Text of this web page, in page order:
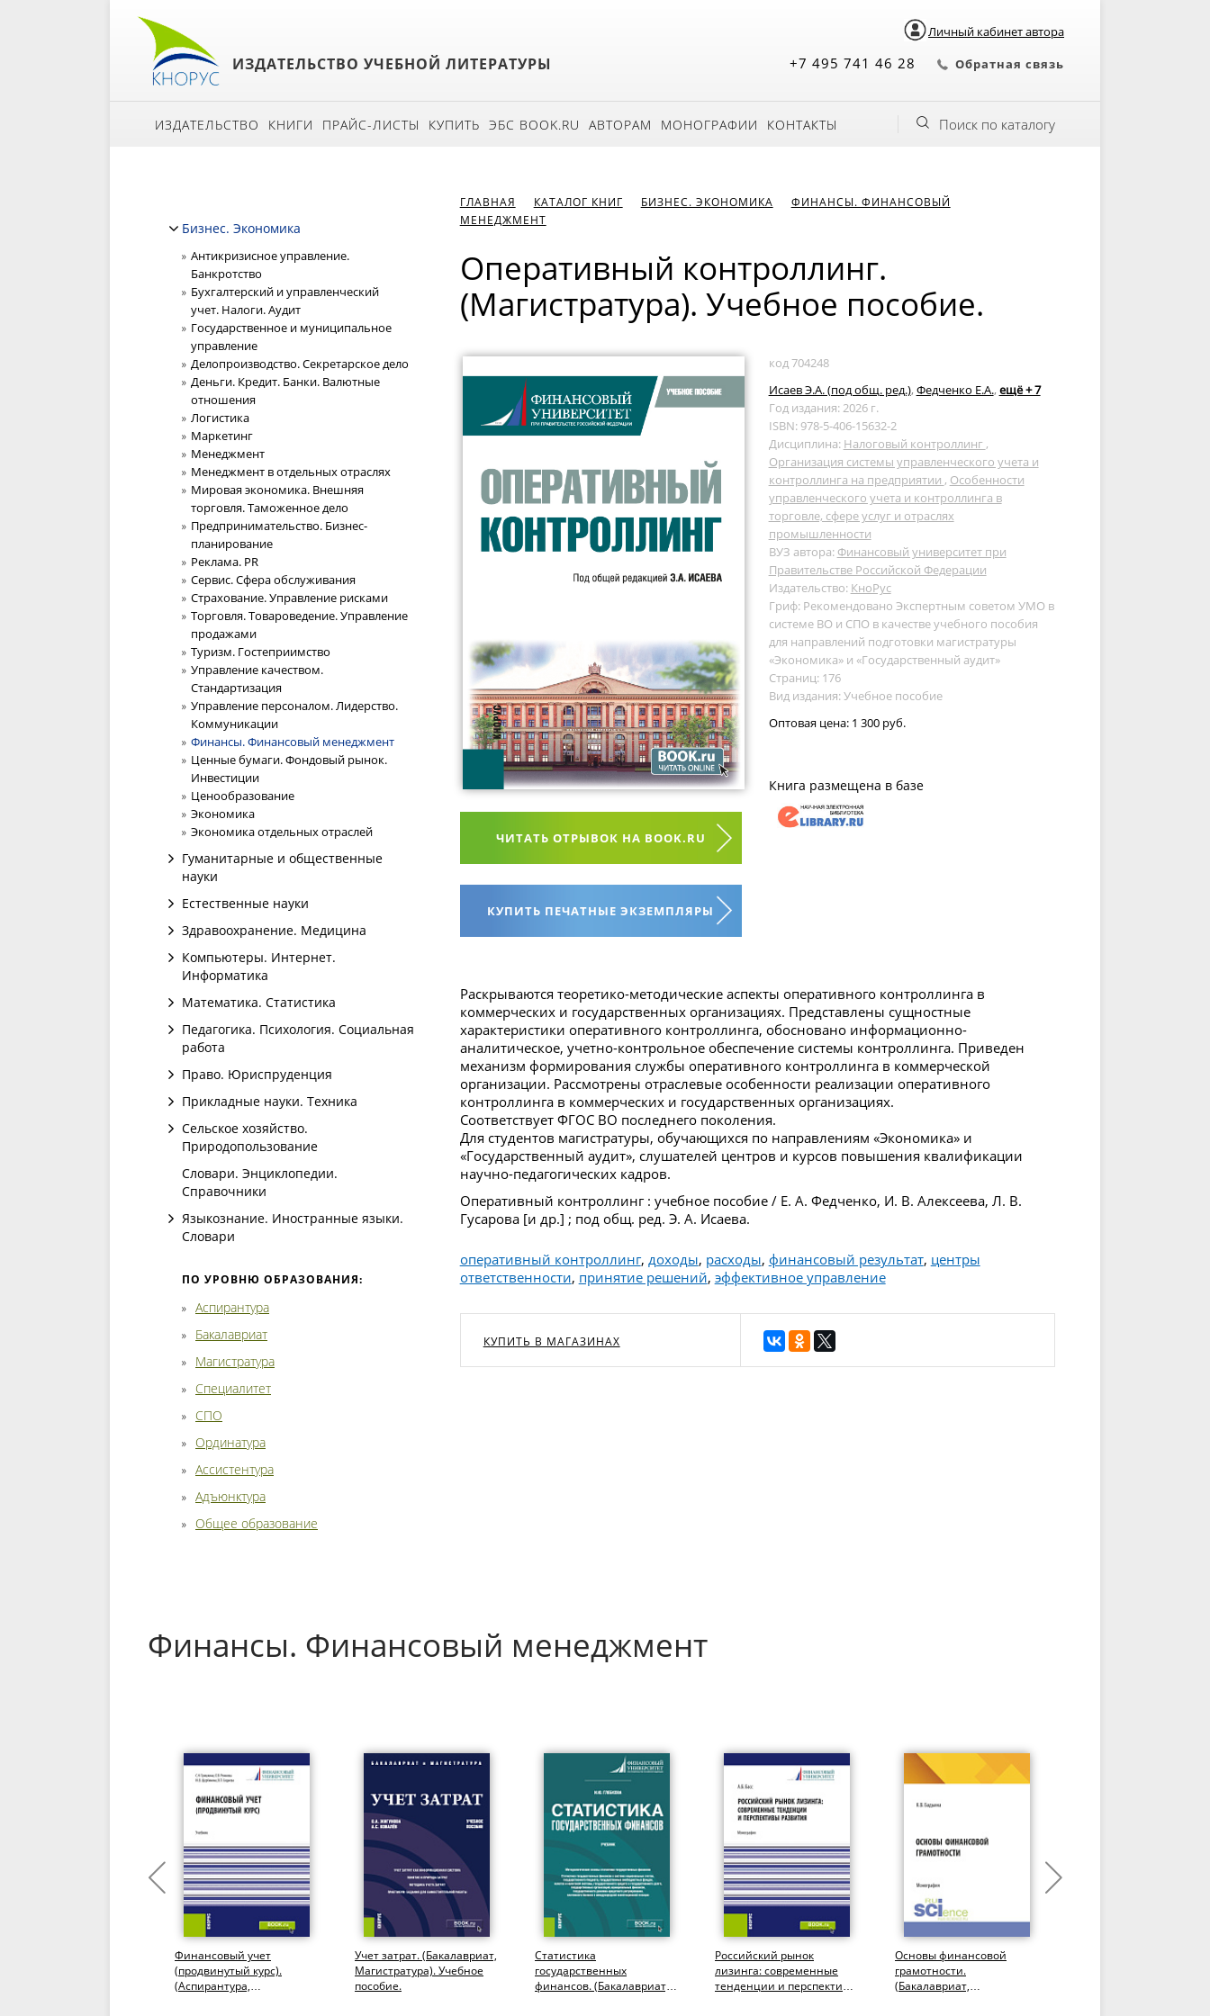
Личный кабинет автора
ИЗДАТЕЛЬСТВО УЧЕБНОЙ ЛИТЕРАТУРЫ +7 495 741 46 28 Обратная связь
ИЗДАТЕЛЬСТВО КНИГИ ПРАЙС-ЛИСТЫ КУПИТЬ ЭБС BOOK.RU АВТОРАМ МОНОГРАФИИ КОНТАКТЫ Поиск по каталогу
Бизнес. Экономика
Антикризисное управление.
Банкротство
Бухгалтерский и управленческий
учет. Налоги. Аудит
Государственное и муниципальное
управление
Делопроизводство. Секретарское дело
Деньги. Кредит. Банки. Валютные
отношения
Логистика
Маркетинг
Менеджмент
Менеджмент в отдельных отраслях
Мировая экономика. Внешняя
торговля. Таможенное дело
Предпринимательство. Бизнес-
планирование
Реклама. PR
Сервис. Сфера обслуживания
Страхование. Управление рисками
Торговля. Товароведение. Управление
продажами
Туризм. Гостеприимство
Управление качеством.
Стандартизация
Управление персоналом. Лидерство.
Коммуникации
Финансы. Финансовый менеджмент
Ценные бумаги. Фондовый рынок.
Инвестиции
Ценообразование
Экономика
Экономика отдельных отраслей
Гуманитарные и общественные
науки
Естественные науки
Здравоохранение. Медицина
Компьютеры. Интернет.
Информатика
Математика. Статистика
Педагогика. Психология. Социальная
работа
Право. Юриспруденция
Прикладные науки. Техника
Сельское хозяйство.
Природопользование
Словари. Энциклопедии.
Справочники
Языкознание. Иностранные языки.
Словари
ПО УРОВНЮ ОБРАЗОВАНИЯ:
Аспирантура
Бакалавриат
Магистратура
Специалитет
СПО
Ординатура
Ассистентура
Адъюнктура
Общее образование
ГЛАВНАЯ КАТАЛОГ КНИГ БИЗНЕС. ЭКОНОМИКА
ФИНАНСЫ. ФИНАНСОВЫЙ
МЕНЕДЖМЕНТ
Оперативный контроллинг.
(Магистратура). Учебное пособие.
ЧИТАТЬ ОТРЫВОК НА BOOK.RU
КУПИТЬ ПЕЧАТНЫЕ ЭКЗЕМПЛЯРЫ
код 704248
Исаев Э.А. (под общ. ред.), Федченко Е.А., ещё + 7
Год издания: 2026 г.
ISBN: 978-5-406-15632-2
Дисциплина: Налоговый контроллинг ,
Организация системы управленческого учета и
контроллинга на предприятии , Особенности
управленческого учета и контроллинга в
торговле, сфере услуг и отраслях
промышленности
ВУЗ автора: Финансовый университет при
Правительстве Российской Федерации
Издательство: КноРус
Гриф: Рекомендовано Экспертным советом УМО в
системе ВО и СПО в качестве учебного пособия
для направлений подготовки магистратуры
«Экономика» и «Государственный аудит»
Страниц: 176
Вид издания: Учебное пособие
Оптовая цена: 1 300 руб.
Книга размещена в базе
Раскрываются теоретико-методические аспекты оперативного контроллинга в
коммерческих и государственных организациях. Представлены сущностные
характеристики оперативного контроллинга, обосновано информационно-
аналитическое, учетно-контрольное обеспечение системы контроллинга. Приведен
механизм формирования службы оперативного контроллинга в коммерческой
организации. Рассмотрены отраслевые особенности реализации оперативного
контроллинга в коммерческих и государственных организациях.
Соответствует ФГОС ВО последнего поколения.
Для студентов магистратуры, обучающихся по направлениям «Экономика» и
«Государственный аудит», слушателей центров и курсов повышения квалификации
научно-педагогических кадров.
Оперативный контроллинг : учебное пособие / Е. А. Федченко, И. В. Алексеева, Л. В.
Гусарова [и др.] ; под общ. ред. Э. А. Исаева.
оперативный контроллинг, доходы, расходы, финансовый результат, центры
ответственности, принятие решений, эффективное управление
КУПИТЬ В МАГАЗИНАХ
Финансы. Финансовый менеджмент
Финансовый учет
(продвинутый курс).
(Аспирантура,
Учет затрат. (Бакалавриат,
Магистратура). Учебное
пособие.
Статистика
государственных
финансов. (Бакалавриат,
Российский рынок
лизинга: современные
тенденции и перспективы
Основы финансовой
грамотности.
(Бакалавриат,